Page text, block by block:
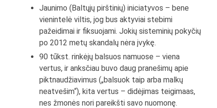
Jaunimo (Baltųjų pirštinių) iniciatyvos – bene
vienintelė viltis, jog bus aktyviai stebimi
pažeidimai ir fiksuojami. Jokių sisteminių pokyčių
po 2012 metų skandalų nėra įvykę.
90 tūkst. rinkėjų balsuos namuose – viena
vertus, ir anksčiau buvo daug pranešimų apie
piktnaudžiavimus („balsuok taip arba malkų
neatvešim“), kita vertus – didėjimas teigimaas,
nes žmonės nori pareikšti savo nuomonę.